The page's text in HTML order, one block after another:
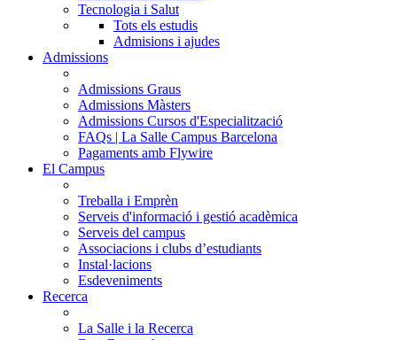
Tecnologia i Salut
Tots els estudis
Admisions i ajudes
Admissions
Admissions Graus
Admissions Màsters
Admissions Cursos d'Especialització
FAQs | La Salle Campus Barcelona
Pagaments amb Flywire
El Campus
Treballa i Emprèn
Serveis d'informació i gestió acadèmica
Serveis del campus
Associacions i clubs d’estudiants
Instal·lacions
Esdeveniments
Recerca
La Salle i la Recerca